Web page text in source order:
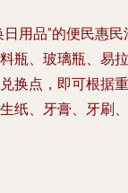
用品”的便民惠民
瓶、玻璃瓶、易拉
换点，即可根据重
纸、牙膏、牙刷、